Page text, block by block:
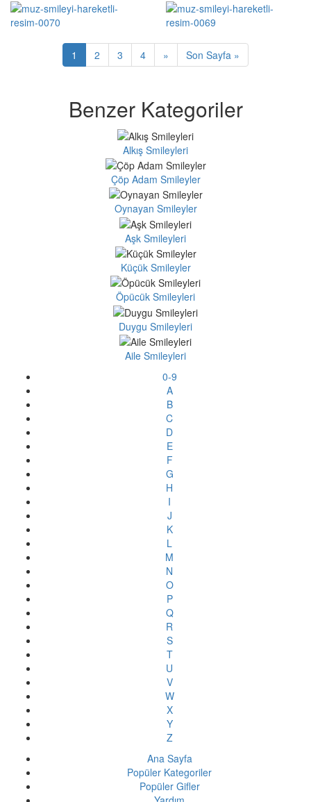
1 2 3 4 » Son Sayfa »
Benzer Kategoriler
Alkış Smileyleri
Çöp Adam Smileyler
Oynayan Smileyler
Aşk Smileyleri
Küçük Smileyler
Öpücük Smileyleri
Duygu Smileyleri
Aile Smileyleri
0-9
A
B
C
D
E
F
G
H
I
J
K
L
M
N
O
P
Q
R
S
T
U
V
W
X
Y
Z
Ana Sayfa
Popüler Kategoriler
Popüler Gifler